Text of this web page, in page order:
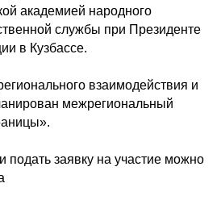
академией народного
службы при Президенте
в Кузбассе.
взаимодействия и
межрегиональный
подать заявку на участие можно